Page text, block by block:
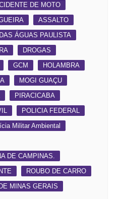
DE MOTO
ASSALTO
ÁGUAS PAULISTA
DROGAS
GCM
HOLAMBRA
MOGI GUAÇU
PIRACICABA
POLICIA FEDERAL
Militar Ambiental
DE CAMPINAS.
ROUBO DE CARRO
MINAS GERAIS